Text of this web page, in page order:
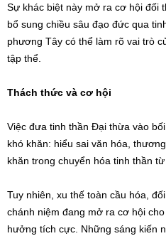
Sự khác biệt này mở ra cơ hội đối
bổ sung chiều sâu đạo đức qua
phương Tây có thể làm rõ vai trò
tập thể.
Thách thức và cơ hội
Việc đưa tinh thần Đại thừa vào
khó khăn: hiểu sai văn hóa,
khăn trong chuyển hóa tinh thần
Tuy nhiên, xu thế toàn cầu hóa,
chánh niệm đang mở ra cơ hội
hưởng tích cực. Những sáng kiến